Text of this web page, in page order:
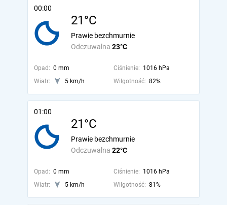
00:00
21°C
Odczuwalna 23°C
Prawie bezchmurnie
Opad: 0 mm Ciśnienie: 1016 hPa
Wiatr:
5 km/h Wilgotność: 82%
01:00
21°C
Odczuwalna 22°C
Prawie bezchmurnie
Opad: 0 mm Ciśnienie: 1016 hPa
Wiatr:
5 km/h Wilgotność: 81%